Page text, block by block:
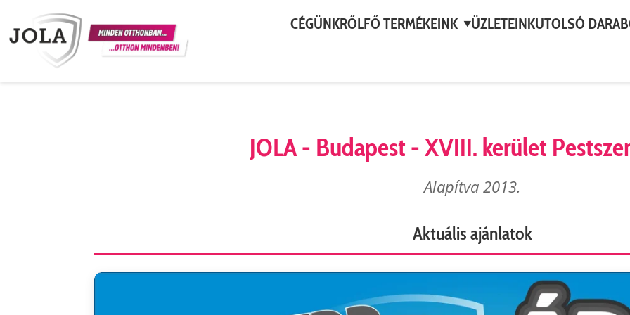
CÉGÜNKRŐLFŐ TERMÉKEINK ▼ÜZLETEINKUTOLSÓ
JOLA - Budapest - XVIII. kerület
Alapítva 2013.
Aktuális ajánlatok